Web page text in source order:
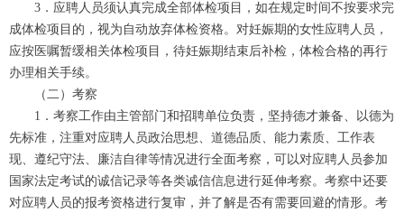
3．应聘人员须认真完成全部体检项目，如在规定时间不按要求完
成体检项目的，视为自动放弃体检资格。对妊娠期的女性应聘人员，
应按医嘱暂缓相关体检项目，待妊娠期结束后补检，体检合格的再行
办理相关手续。
（二）考察
1．考察工作由主管部门和招聘单位负责，坚持德才兼备、以德为
先标准，注重对应聘人员政治思想、道德品质、能力素质、工作表
现、遵纪守法、廉洁自律等情况进行全面考察，可以对应聘人员参加
国家法定考试的诚信记录等各类诚信信息进行延伸考察。考察中还要
对应聘人员的报考资格进行复审，并了解是否有需要回避的情形。考